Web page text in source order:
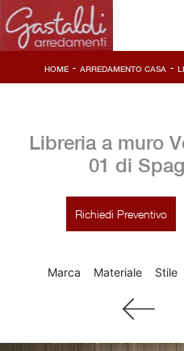
HOME- ARREDAMENTO CASA-
Libreria a muro
01 di
Richiedi Preventivo
Marca Materiale Stile